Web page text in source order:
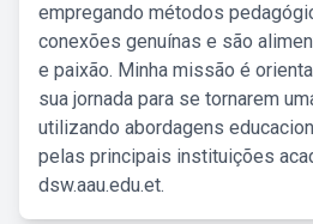
empregando métodos
conexões genuínas e são
e paixão. Minha missão é
sua jornada para se tornarem
utilizando abordagens
pelas principais instituições
dsw.aau.edu.et.